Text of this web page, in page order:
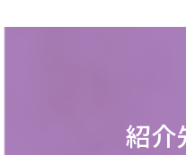
紹介